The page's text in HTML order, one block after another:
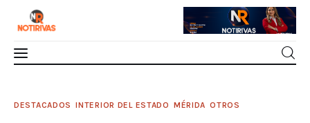
Invitan a rescatar zarigüeyas para su
Mérida
DESTACADOS INTERIOR DEL ESTADO MÉRIDA OTROS